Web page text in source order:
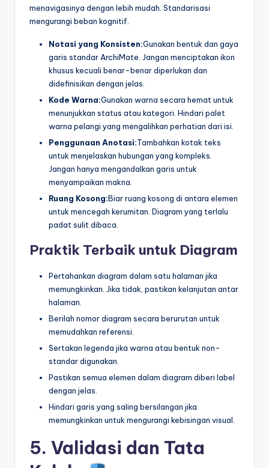
menavigasinya dengan lebih mudah. Standarisasi
mengurangi beban kognitif.
Notasi yang Konsisten:Gunakan bentuk dan gaya
garis standar ArchiMate. Jangan menciptakan ikon
khusus kecuali benar-benar diperlukan dan
didefinisikan dengan jelas.
Kode Warna:Gunakan warna secara hemat untuk
menunjukkan status atau kategori. Hindari palet
warna pelangi yang mengalihkan perhatian dari isi.
Penggunaan Anotasi:Tambahkan kotak teks
untuk menjelaskan hubungan yang kompleks.
Jangan hanya mengandalkan garis untuk
menyampaikan makna.
Ruang Kosong:Biar ruang kosong di antara elemen
untuk mencegah kerumitan. Diagram yang terlalu
padat sulit dibaca.
Praktik Terbaik untuk Diagram
Pertahankan diagram dalam satu halaman jika
memungkinkan. Jika tidak, pastikan kelanjutan antar
halaman.
Berilah nomor diagram secara berurutan untuk
memudahkan referensi.
Sertakan legenda jika warna atau bentuk non-
standar digunakan.
Pastikan semua elemen dalam diagram diberi label
dengan jelas.
Hindari garis yang saling bersilangan jika
memungkinkan untuk mengurangi kebisingan visual.
5. Validasi dan Tata